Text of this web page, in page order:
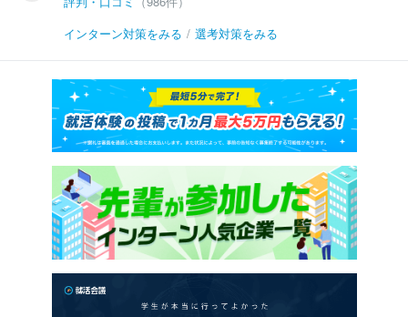
インターン対策をみる / 選考対策をみる